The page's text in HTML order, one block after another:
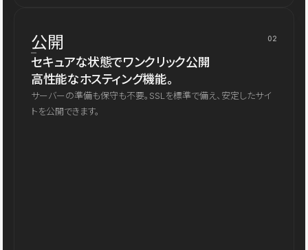
公開 02
セキュアな状態でワンクリック公開
高性能なホスティング機能。
サーバーの準備も保守も不要。SSLを標準で備え、安定したサイ
トを公開できます。